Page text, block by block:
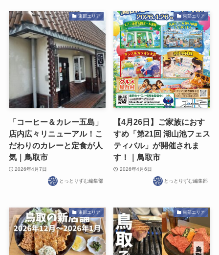
東部エリア
「コーヒー＆カレー五島」
店内広々リニューアル！こ
だわりのカレーと定食が人
気｜鳥取市
2026年4月7日
とっとりずむ編集部
東部エリア
【4月26日】ご家族におす
すめ「第21回 湖山池フェス
ティバル」が開催されま
す！｜鳥取市
2026年4月6日
とっとりずむ編集部
東部エリア 東部エリア